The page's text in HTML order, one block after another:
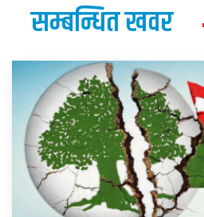
सम्बन्धित खवर